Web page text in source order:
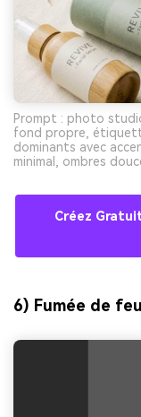
Prompt : photo
fond propre,
dominants avec
minimal, ombres
Créez
6) Fumée de